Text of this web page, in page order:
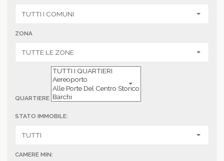
ZONA
QUARTIERE
STATO IMMOBILE:
CAMERE MIN: